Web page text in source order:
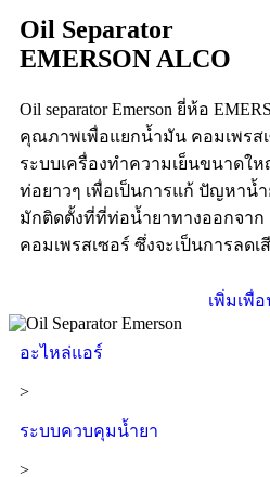
Oil Separator
EMERSON ALCO
Oil separator Emerson ยี่ห้อ
คุณภาพเพื่อแยกน้ำมัน คอมเพรส
ระบบเครื่องทำความเย็นขนาดใ
ท่อยาวๆ เพื่อเป็นการแก้ ปัญหาน้
มักติดตั้งที่ที่ท่อน้ำยาทางออกจาก
คอมเพรสเซอร์ ซึ่งจะเป็นการลดเ
เพิ่มเพื่
อะไหล่แอร์
>
ระบบควบคุมน้ำยา
>